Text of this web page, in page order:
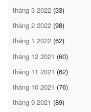
tháng 3 2022 (33)
tháng 2 2022 (98)
tháng 1 2022 (62)
tháng 12 2021 (60)
tháng 11 2021 (62)
tháng 10 2021 (76)
tháng 9 2021 (89)